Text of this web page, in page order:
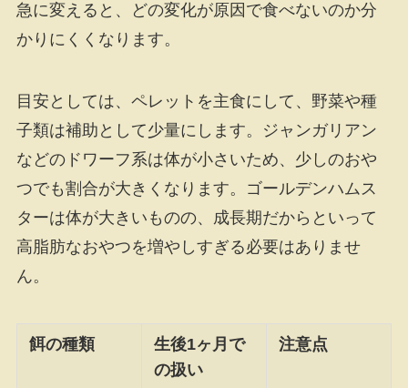
急に変えると、どの変化が原因で食べないのか分
かりにくくなります。
目安としては、ペレットを主食にして、野菜や種
子類は補助として少量にします。ジャンガリアン
などのドワーフ系は体が小さいため、少しのおや
つでも割合が大きくなります。ゴールデンハムス
ターは体が大きいものの、成長期だからといって
高脂肪なおやつを増やしすぎる必要はありませ
ん。
餌の種類
生後1ヶ月で
の扱い
注意点